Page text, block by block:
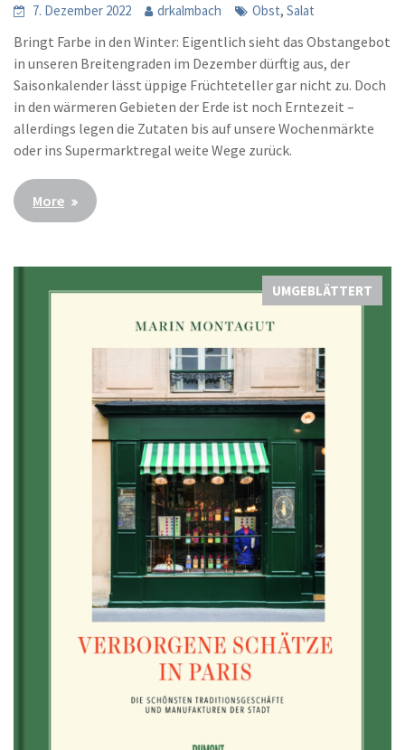
7. Dezember 2022 drkalmbach Obst,Salat
Bringt Farbe in den Winter: Eigentlich sieht das Obstangebot
in unseren Breitengraden im Dezember dürftig aus, der
Saisonkalender lässt üppige Früchteteller gar nicht zu. Doch
in den wärmeren Gebieten der Erde ist noch Erntezeit –
allerdings legen die Zutaten bis auf unsere Wochenmärkte
oder ins Supermarktregal weite Wege zurück.
More
UMGEBLÄTTERT